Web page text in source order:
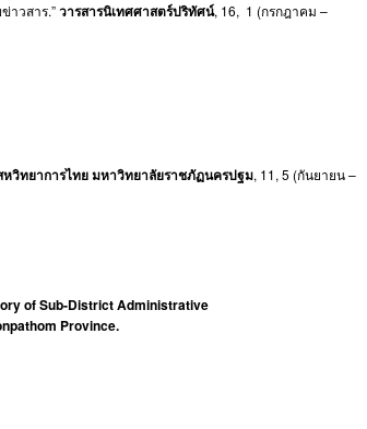
าวสาร.”วารสารนิเทศศาสตร์ปริทัศน์, 16, 1 (กรกฎาคม –
หวิทยาการไทย มหาวิทยาลัยราชภัฏนครปฐม, 11, 5 (กันยายน –
of Sub-District Administrative
Province.